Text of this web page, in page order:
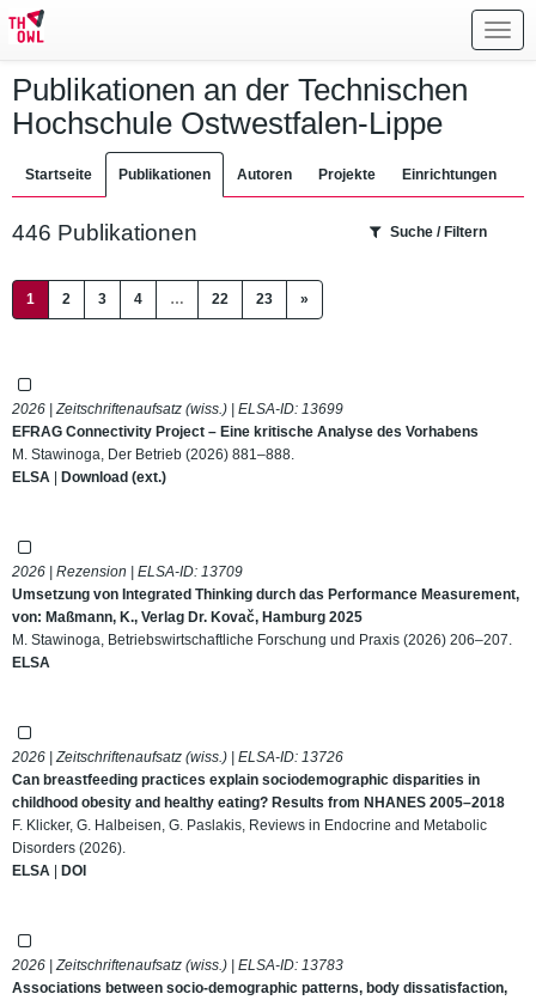
Publikationen an der Technischen
Hochschule Ostwestfalen-Lippe
Startseite Publikationen Autoren Projekte Einrichtungen
446 Publikationen Suche / Filtern
1 (current)
2 3 4 … 22 23 »
2026 | Zeitschriftenaufsatz (wiss.) | ELSA-ID: 13699
EFRAG Connectivity Project – Eine kritische Analyse des Vorhabens
M. Stawinoga, Der Betrieb (2026) 881–888.
ELSA | Download (ext.)
2026 | Rezension | ELSA-ID: 13709
Umsetzung von Integrated Thinking durch das Performance Measurement,
von: Maßmann, K., Verlag Dr. Kovač, Hamburg 2025
M. Stawinoga, Betriebswirtschaftliche Forschung und Praxis (2026) 206–207.
ELSA
2026 | Zeitschriftenaufsatz (wiss.) | ELSA-ID: 13726
Can breastfeeding practices explain sociodemographic disparities in
childhood obesity and healthy eating? Results from NHANES 2005–2018
F. Klicker, G. Halbeisen, G. Paslakis, Reviews in Endocrine and Metabolic
Disorders (2026).
ELSA | DOI
2026 | Zeitschriftenaufsatz (wiss.) | ELSA-ID: 13783
Associations between socio-demographic patterns, body dissatisfaction,